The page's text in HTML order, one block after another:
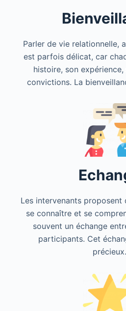
Parler de vie relationnelle,
est parfois délicat, car
histoire, son
convictions. La
Les intervenants proposent
se connaître et se
souvent un échange
participants. Cet
précieux.